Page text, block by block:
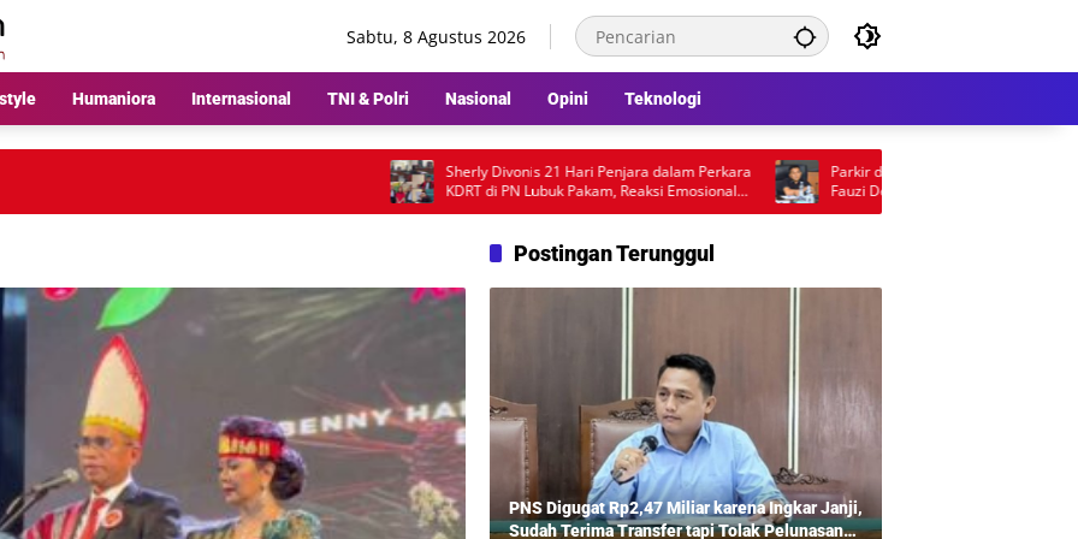
Sabtu, 8 Agustus 2026
Humaniora Internasional TNI & Polri Nasional Opini Teknologi
Sherly Divonis 21 Hari Penjara dalam Perkara
KDRT di PN Lubuk Pakam, Reaksi Emosional
hingga Rencana Banding Jadi Sorotan
Parkir dan Lampu Jalan Jadi Sorotan DPRD,
Fauzi Desak Pemkot Medan Percepat
Pembenahan
Postingan Terunggul
PNS Digugat Rp2,47 Miliar karena Ingkar Janji,
Sudah Terima Transfer tapi Tolak Pelunasan